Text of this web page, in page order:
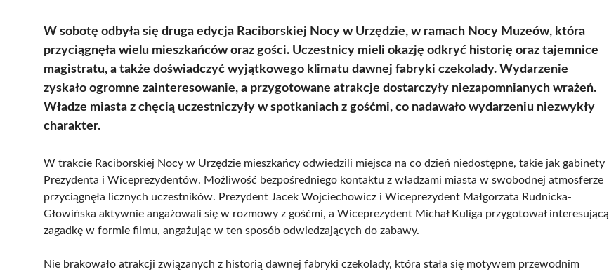
W sobotę odbyła się druga edycja Raciborskiej Nocy w Urzędzie, w ramach Nocy Muzeów, która
przyciągnęła wielu mieszkańców oraz gości. Uczestnicy mieli okazję odkryć historię oraz tajemnice
magistratu, a także doświadczyć wyjątkowego klimatu dawnej fabryki czekolady. Wydarzenie
zyskało ogromne zainteresowanie, a przygotowane atrakcje dostarczyły niezapomnianych wrażeń.
Władze miasta z chęcią uczestniczyły w spotkaniach z gośćmi, co nadawało wydarzeniu niezwykły
charakter.
W trakcie Raciborskiej Nocy w Urzędzie mieszkańcy odwiedzili miejsca na co dzień niedostępne, takie jak gabinety
Prezydenta i Wiceprezydentów. Możliwość bezpośredniego kontaktu z władzami miasta w swobodnej atmosferze
przyciągnęła licznych uczestników. Prezydent Jacek Wojciechowicz i Wiceprezydent Małgorzata Rudnicka-
Głowińska aktywnie angażowali się w rozmowy z gośćmi, a Wiceprezydent Michał Kuliga przygotował interesującą
zagadkę w formie filmu, angażując w ten sposób odwiedzających do zabawy.
Nie brakowało atrakcji związanych z historią dawnej fabryki czekolady, która stała się motywem przewodnim